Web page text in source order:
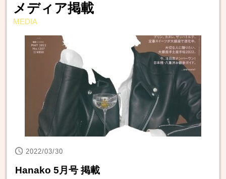
メディア掲載
MEDIA
2022/03/30
Hanako 5月号 掲載